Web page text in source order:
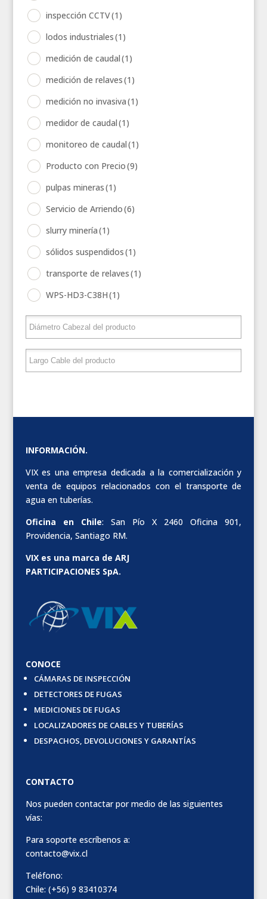
inspección CCTV(1)
lodos industriales(1)
medición de caudal(1)
medición de relaves(1)
medición no invasiva(1)
medidor de caudal(1)
monitoreo de caudal(1)
Producto con Precio(9)
pulpas mineras(1)
Servicio de Arriendo(6)
slurry minería(1)
sólidos suspendidos(1)
transporte de relaves(1)
WPS-HD3-C38H(1)
INFORMACIÓN.
VIX es una empresa dedicada a la comercialización y
venta de equipos relacionados con el transporte de
agua en tuberías.
Oficina en Chile: San Pío X 2460 Oficina 901,
Providencia, Santiago RM.
VIX es una marca de ARJ
PARTICIPACIONES SpA.
CONOCE
CÁMARAS DE INSPECCIÓN
DETECTORES DE FUGAS
MEDICIONES DE FUGAS
LOCALIZADORES DE CABLES Y TUBERÍAS
DESPACHOS, DEVOLUCIONES Y GARANTÍAS
CONTACTO
Nos pueden contactar por medio de las siguientes
vías:
Para soporte escríbenos a:
contacto@vix.cl
Teléfono:
Chile: (+56) 9 83410374